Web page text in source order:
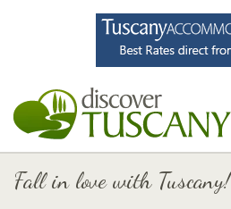
Fall in love with Tuscany!